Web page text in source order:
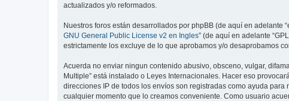
actualizados y/o reformados.
Nuestros foros están desarrollados por phpBB (de aquí en adelante
GNU General Public License v2 en Ingles” (de aquí en adelante
estrictamente los excluye de lo que aprobamos y/o desaprobamos
Acuerda no enviar ningun contenido abusivo, obsceno, vulgar,
Multiple” está instalado o Leyes Internacionales. Hacer eso
direcciones IP de todos los envíos son registradas como ayuda
cualquier momento que lo creamos conveniente. Como usuario